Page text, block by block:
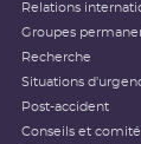
Relations
Groupes
Recherche
Situations
Post-accident
Conseils et